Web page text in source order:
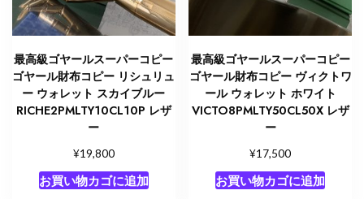
最高級ゴヤールスーパーコピー
ゴヤール財布コピー リシュリュ
ー ウォレット スカイブルー
RICHE2PMLTY10CL10P レザ
ー
¥19,800
お買い物カゴに追加
最高級ゴヤールスーパーコピー
ゴヤール財布コピー ヴィクトワ
ール ウォレット ホワイト
VICTO8PMLTY50CL50X レザ
ー
¥17,500
お買い物カゴに追加